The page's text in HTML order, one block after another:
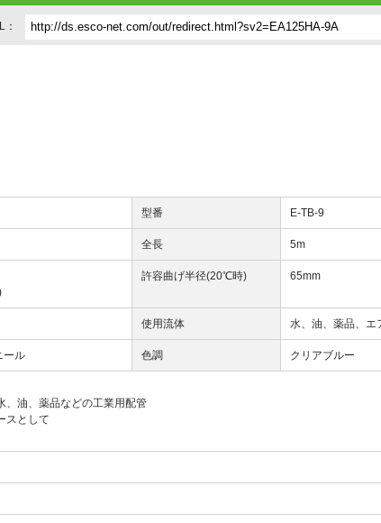
型番 E-TB-9
全長 5m
許容曲げ半径(20℃時) 65mm
使用流体 水、油、薬品、エ
ール 色調 クリアブルー
、油、薬品などの工業用配管
スとして